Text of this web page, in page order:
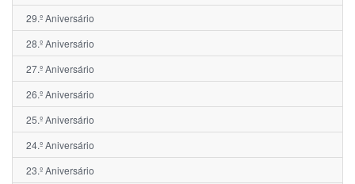
29.º Aniversário
28.º Aniversário
27.º Aniversário
26.º Aniversário
25.º Aniversário
24.º Aniversário
23.º Aniversário